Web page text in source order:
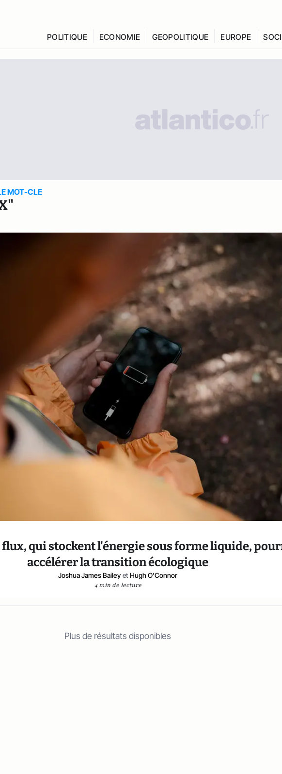
POLITIQUE ECONOMIE GEOPOLITIQUE EUROPE
MOT-CLE
flux, qui stockent l'énergie sous forme liquide,
accélérer la transition écologique
Joshua James Bailey et Hugh O'Connor
4 min de lecture
Plus de résultats disponibles